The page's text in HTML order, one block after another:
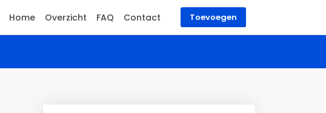
Toevoegen
Home Overzicht FAQ Contact